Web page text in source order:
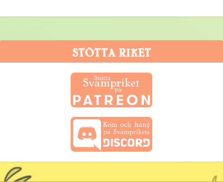
STÖTTA RIKET